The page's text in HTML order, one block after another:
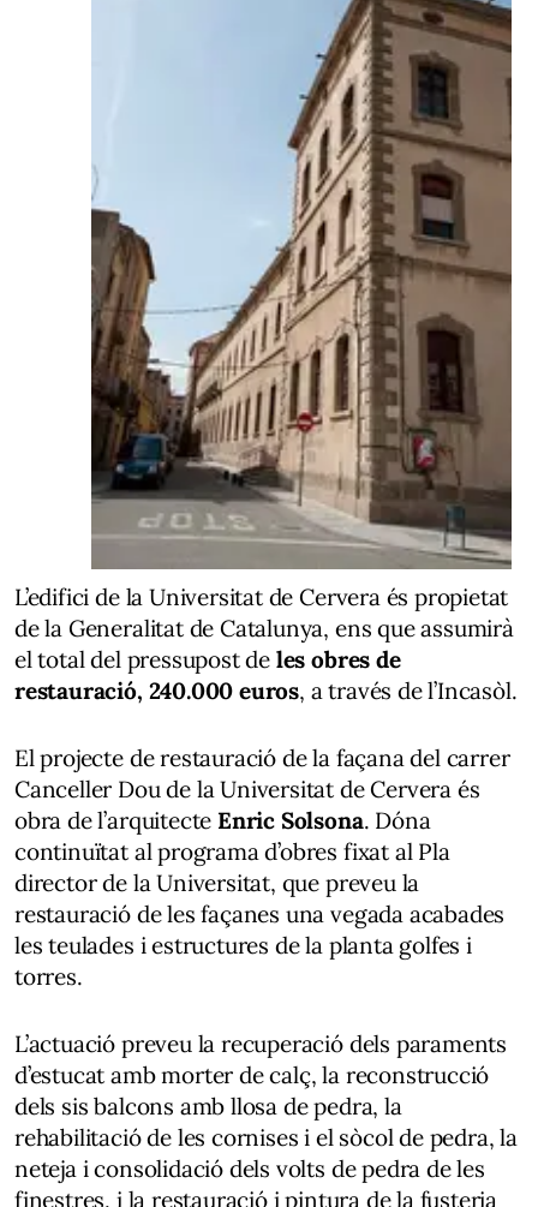
L’edifici de la Universitat de Cervera és propietat
de la Generalitat de Catalunya, ens que assumirà
el total del pressupost de les obres de
restauració, 240.000 euros, a través de l’Incasòl.
El projecte de restauració de la façana del carrer
Canceller Dou de la Universitat de Cervera és
obra de l’arquitecte Enric Solsona. Dóna
continuïtat al programa d’obres fixat al Pla
director de la Universitat, que preveu la
restauració de les façanes una vegada acabades
les teulades i estructures de la planta golfes i
torres.
L’actuació preveu la recuperació dels paraments
d’estucat amb morter de calç, la reconstrucció
dels sis balcons amb llosa de pedra, la
rehabilitació de les cornises i el sòcol de pedra, la
neteja i consolidació dels volts de pedra de les
finestres, i la restauració i pintura de la fusteria